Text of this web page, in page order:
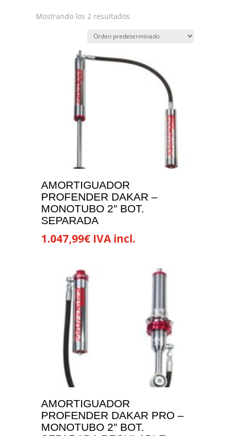
Mostrando los 2 resultados
AMORTIGUADOR
PROFENDER DAKAR –
MONOTUBO 2″ BOT.
SEPARADA
1.047,99€ IVA incl.
múltiples
variantes.
opciones
pueden
la
página
de
AMORTIGUADOR
PROFENDER DAKAR PRO –
MONOTUBO 2″ BOT.